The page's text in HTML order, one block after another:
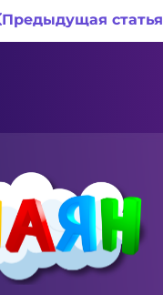
Предыдущая статья